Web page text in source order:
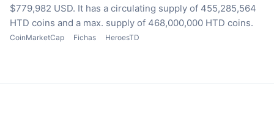
$779,982 USD. It has a circulating supply of 455,285,564
HTD coins and a max. supply of 468,000,000 HTD coins.
CoinMarketCap Fichas HeroesTD